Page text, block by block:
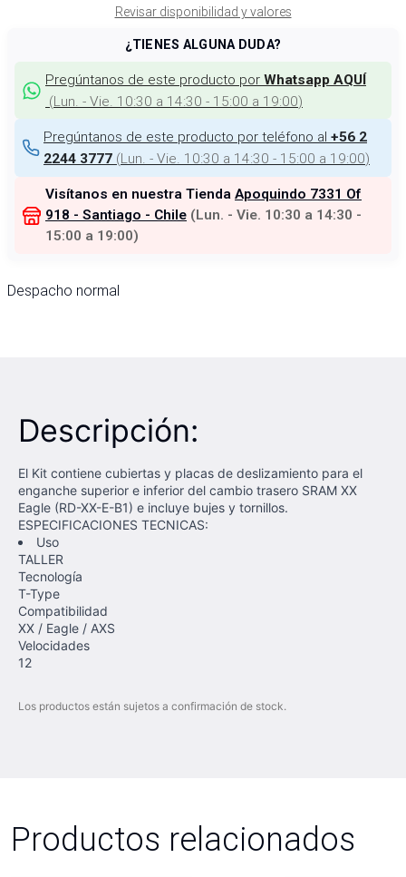
Revisar disponibilidad y valores
¿TIENES ALGUNA DUDA?
Pregúntanos de este producto por Whatsapp AQUÍ
(Lun. - Vie. 10:30 a 14:30 - 15:00 a 19:00)
Pregúntanos de este producto por teléfono al +56 2
2244 3777 (Lun. - Vie. 10:30 a 14:30 - 15:00 a 19:00)
Visítanos en nuestra Tienda Apoquindo 7331 Of
918 - Santiago - Chile (Lun. - Vie. 10:30 a 14:30 -
15:00 a 19:00)
Despacho normal
Descripción:
El Kit contiene cubiertas y placas de deslizamiento para el
enganche superior e inferior del cambio trasero SRAM XX
Eagle (RD-XX-E-B1) e incluye bujes y tornillos.
ESPECIFICACIONES TECNICAS:
Uso
TALLER
Tecnología
T-Type
Compatibilidad
XX / Eagle / AXS
Velocidades
12
Los productos están sujetos a confirmación de stock.
Productos relacionados